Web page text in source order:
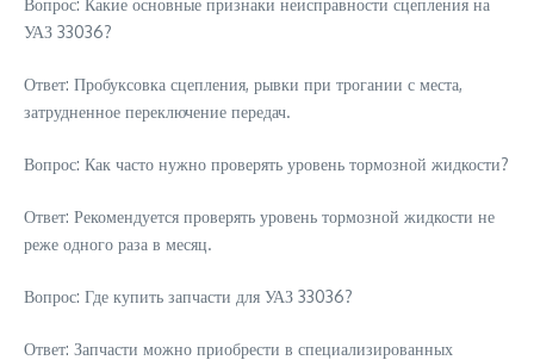
Вопрос: Какие основные признаки неисправности сцепления на
УАЗ 33036?
Ответ: Пробуксовка сцепления, рывки при трогании с места,
затрудненное переключение передач.
Вопрос: Как часто нужно проверять уровень тормозной жидкости?
Ответ: Рекомендуется проверять уровень тормозной жидкости не
реже одного раза в месяц.
Вопрос: Где купить запчасти для УАЗ 33036?
Ответ: Запчасти можно приобрести в специализированных